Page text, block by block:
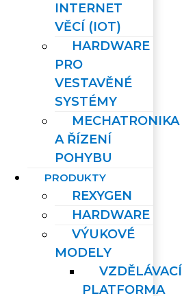
INTERNET
VĚCÍ (IOT)
HARDWARE
PRO
VESTAVĚNÉ
SYSTÉMY
MECHATRONIKA
A ŘÍZENÍ
POHYBU
PRODUKTY
REXYGEN
HARDWARE
VÝUKOVÉ
MODELY
VZDĚLÁVACÍ
PLATFORMA